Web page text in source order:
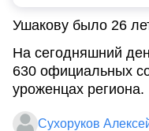
Ушакову было 26
На сегодняшний
630 официальных
уроженцах региона.
Сухоруков